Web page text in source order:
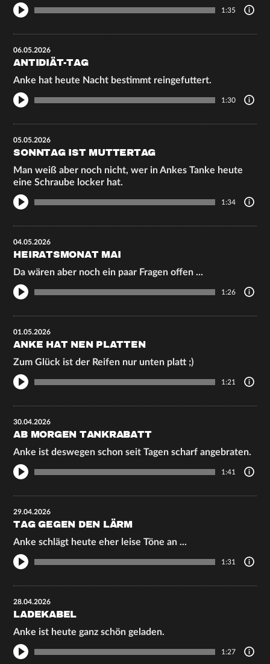
1:35
06.05.2026
ANTIDIÄT-TAG
Anke hat heute Nacht bestimmt reingefuttert.
1:30
05.05.2026
SONNTAG IST MUTTERTAG
Man weiß aber noch nicht, wer in Ankes Tanke heute
eine Schraube locker hat.
1:34
04.05.2026
HEIRATSMONAT MAI
Da wären aber noch ein paar Fragen offen ...
1:26
01.05.2026
ANKE HAT NEN PLATTEN
Zum Glück ist der Reifen nur unten platt ;)
1:21
30.04.2026
AB MORGEN TANKRABATT
Anke ist deswegen schon seit Tagen scharf angebraten.
1:41
29.04.2026
TAG GEGEN DEN LÄRM
Anke schlägt heute eher leise Töne an ...
1:31
28.04.2026
LADEKABEL
Anke ist heute ganz schön geladen.
1:27